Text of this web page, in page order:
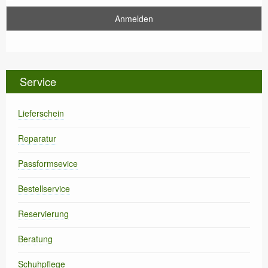
Service
Lieferschein
Reparatur
Passformsevice
Bestellservice
Reservierung
Beratung
Schuhpflege